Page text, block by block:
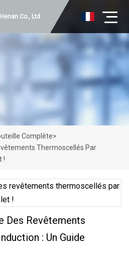
Co., Ltd
Complète>
Thermoscellés Par
!
Des Revêtements
: Un Guide